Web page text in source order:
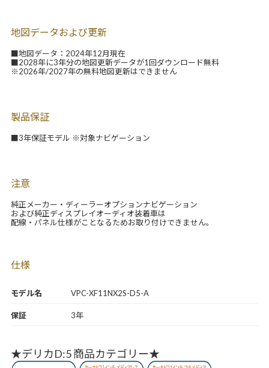
モデル名 VPC-XF11NX2S-D5-A
地図データおよび更新
■地図データ：2024年12月現在
■2028年に3年分の地図更新データが1回ダウンロード無料
※2026年/2027年の無料地図更新はできません
製品保証
■3年保証モデル ※対象ナビゲーション
注意
純正メーカー・ディーラーオプションナビゲーション
および純正ディスプレイオーディオ装着車は
配線・パネル仕様がことなるためお取り付けできません。
仕様
保証 3年
★デリカD:5 商品カテゴリー★